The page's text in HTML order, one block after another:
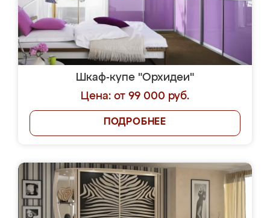
Шкаф-купе "Орхидеи"
Цена: от 99 000 руб.
ПОДРОБНЕЕ